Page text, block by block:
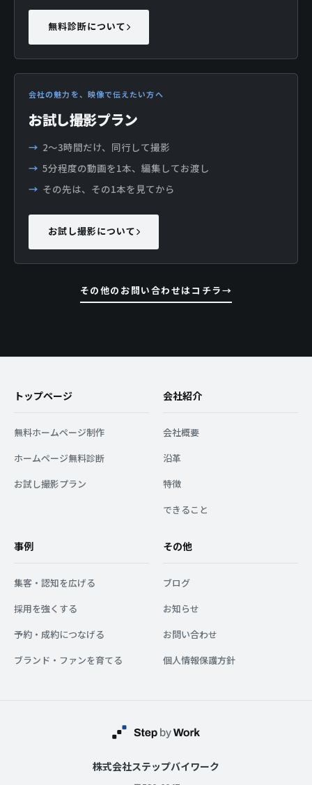
無料診断について
会社の魅力を、映像で伝えたい方へ
お試し撮影プラン
2〜3時間だけ、同行して撮影
5分程度の動画を1本、編集してお渡し
その先は、その1本を見てから
お試し撮影について
その他のお問い合わせはコチラ
トップページ
無料ホームページ制作
ホームページ無料診断
お試し撮影プラン
会社紹介
会社概要
沿革
特徴
できること
事例
集客・認知を広げる
採用を強くする
予約・成約につなげる
ブランド・ファンを育てる
その他
ブログ
お知らせ
お問い合わせ
個人情報保護方針
株式会社ステップバイワーク